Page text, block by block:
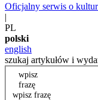
Oficjalny serwis o
|
PL
polski
english
szukaj artykułów i
wpisz
frazę
wpisz frazę